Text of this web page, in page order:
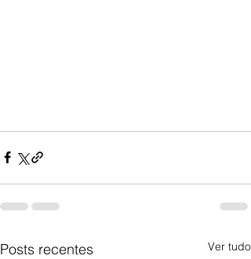
Posts recentes Ver tudo